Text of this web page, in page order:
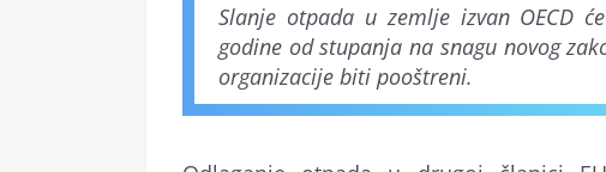
Slanje otpada u zemlje izvan OECD
godine od stupanja na snagu novog
organizacije biti pooštreni.